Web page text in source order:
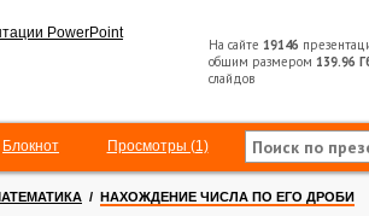
На сайте 19146
общим размером 139.96
слайдов
Блокнот Просмотры (1)
/ НАХОЖДЕНИЕ ЧИСЛА ПО ЕГО ДРОБИ